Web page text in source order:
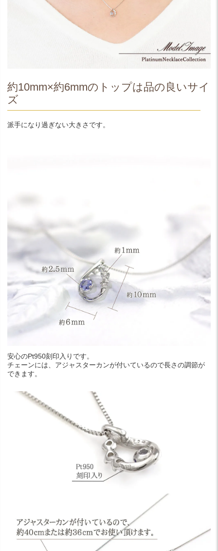
約10mm×約6mmのトップは品の良いサイ
ズ
派手になり過ぎない大きさです。
安心のPt950刻印入りです。
チェーンには、アジャスターカンが付いているので長さの調節が
できます。